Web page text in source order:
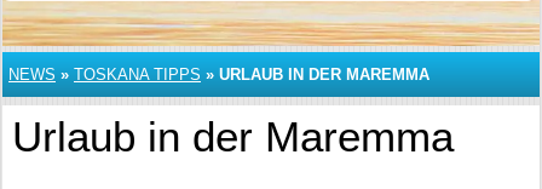
NEWS » TOSKANA TIPPS » URLAUB IN DER MAREMMA
Urlaub in der Maremma